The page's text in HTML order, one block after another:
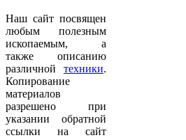
Наш сайт посвящен
любым полезным
ископаемым, а
также описанию
различной техники.
Копирование
материалов
разрешено при
указании обратной
ссылки на сайт